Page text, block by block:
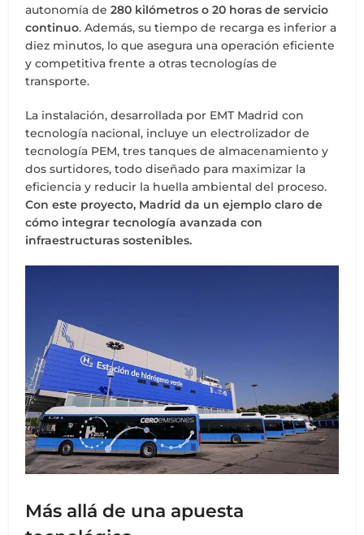
autonomía de280 kilómetros o 20 horas de servicio
continuo. Además, su tiempo de recarga es inferior a
diez minutos, lo que asegura una operación eficiente
y competitiva frente a otras tecnologías de
transporte.
La instalación, desarrollada por EMT Madrid con
tecnología nacional, incluye un electrolizador de
tecnología PEM, tres tanques de almacenamiento y
dos surtidores, todo diseñado para maximizar la
eficiencia y reducir la huella ambiental del proceso.
Con este proyecto, Madrid da un ejemplo claro de
cómo integrar tecnología avanzada con
infraestructuras sostenibles.
Más allá de una apuesta